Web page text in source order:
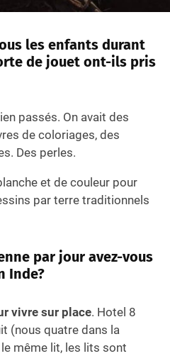
les enfants durant
de jouet ont-ils pris
passés. On avait des
de coloriages, des
Des perles.
et de couleur pour
par terre traditionnels
par jour avez-vous
Inde?
vivre sur place. Hotel 8
(nous quatre dans la
même lit, les lits sont